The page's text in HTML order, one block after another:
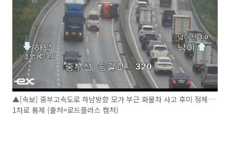
▲[속보] 중부고속도로 하남방향 모가 부근 화물차 사고 후미 정체…
1차로 통제 (출처=로드플러스 캡처)